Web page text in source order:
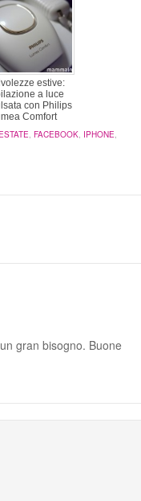
estive:
a luce
con Philips
Comfort
FACEBOOK IPHONE
gran bisogno. Buone